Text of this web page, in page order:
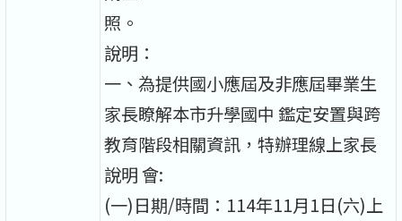
照。
說明：
一、為提供國小應屆及非應屆畢業生
家長瞭解本市升學國中 鑑定安置與跨
教育階段相關資訊，特辦理線上家長
說明 會:
(一)日期/時間：114年11月1日(六)上